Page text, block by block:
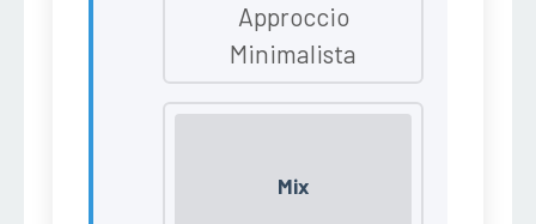
Approccio
Minimalista
Mix